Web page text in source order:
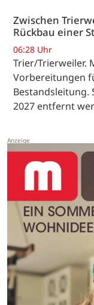
Zwischen
Rückbau einer
06:28 Uhr
Trier/Trierweiler.
Vorbereitungen
Bestandsleitung.
2027 entfernt